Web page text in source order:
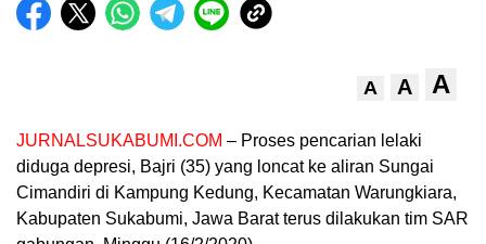
A A A
JURNALSUKABUMI.COM – Proses pencarian lelaki
diduga depresi, Bajri (35) yang loncat ke aliran Sungai
Cimandiri di Kampung Kedung, Kecamatan Warungkiara,
Kabupaten Sukabumi, Jawa Barat terus dilakukan tim SAR